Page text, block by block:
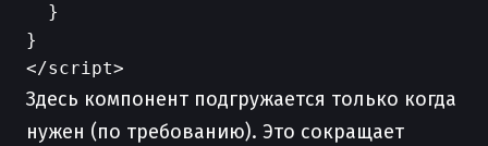
  }
}
Здесь компонент подгружается только когда
нужен (по требованию). Это сокращает